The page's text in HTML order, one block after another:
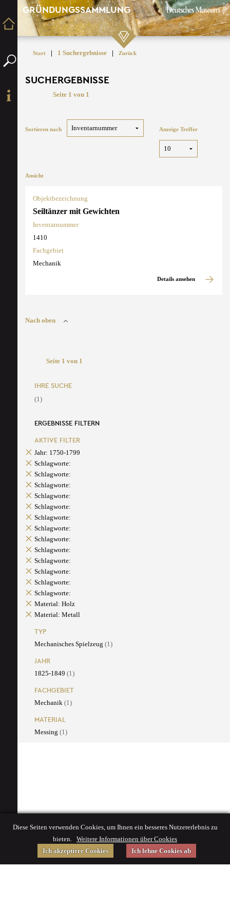
GRÜNDUNGSSAMMLUNG
Start | 1 Suchergebnisse | Zurück
SUCHERGEBNISSE
Seite 1 von 1
Sortieren nach Anzeige Treffer
Ansicht
Objektbezeichnung
Seiltänzer mit Gewichten
Inventarnummer
1410
Fachgebiet
Mechanik
Details ansehen
Nach oben
Seite 1 von 1
IHRE SUCHE
(1)
ERGEBNISSE FILTERN
AKTIVE FILTER
Jahr: 1750-1799
Schlagworte:
Schlagworte:
Schlagworte:
Schlagworte:
Schlagworte:
Schlagworte:
Schlagworte:
Schlagworte:
Schlagworte:
Schlagworte:
Schlagworte:
Schlagworte:
Schlagworte:
Material: Holz
Material: Metall
TYP
Mechanisches Spielzeug (1)
JAHR
1825-1849 (1)
FACHGEBIET
Mechanik (1)
MATERIAL
Messing (1)
Diese Seiten verwenden Cookies, um Ihnen ein besseres Nutzererlebnis zu
bieten. Weitere Informationen über Cookies
Ich akzeptiere Cookies
Ich lehne Cookies ab